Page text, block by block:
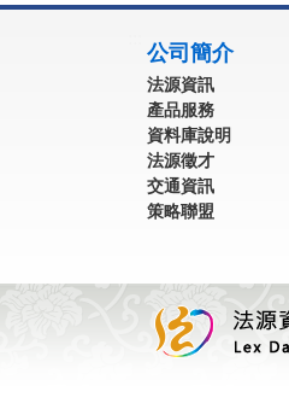
公司簡介
法源資訊
產品服務
資料庫說明
法源徵才
交通資訊
策略聯盟